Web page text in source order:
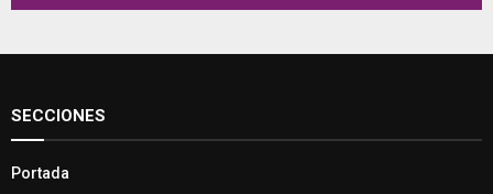
SECCIONES
Portada